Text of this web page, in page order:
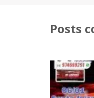
Posts